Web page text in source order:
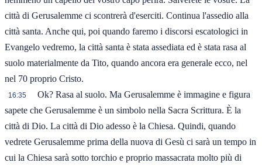
città di Gerusalemme ci scontrerà d'eserciti. Continua l'assedio alla
città santa. Anche qui, poi quando faremo i discorsi escatologici in
Evangelo vedremo, la città santa è stata assediata ed è stata rasa al
suolo materialmente da Tito, quando ancora era generale ecco, nel
nel 70 proprio Cristo.
16:35
Ok? Rasa al suolo. Ma Gerusalemme è immagine e figura
sapete che Gerusalemme è un simbolo nella Sacra Scrittura. È la
città di Dio. La città di Dio adesso è la Chiesa. Quindi, quando
vedrete Gerusalemme prima della nuova di Gesù ci sarà un tempo in
cui la Chiesa sarà sotto torchio e proprio massacrata molto più di